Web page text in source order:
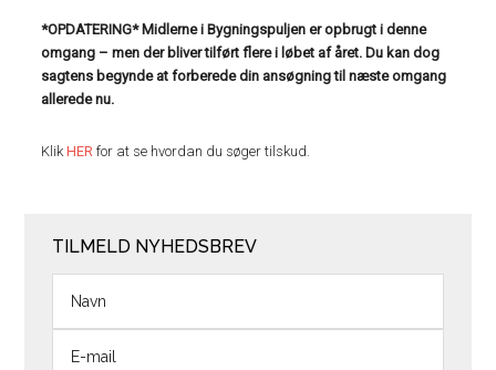
*OPDATERING* Midlerne i Bygningspuljen er opbrugt i denne
omgang – men der bliver tilført flere i løbet af året. Du kan dog
sagtens begynde at forberede din ansøgning til næste omgang
allerede nu.
KlikHER for at se hvordan du søger tilskud.
TILMELD NYHEDSBREV